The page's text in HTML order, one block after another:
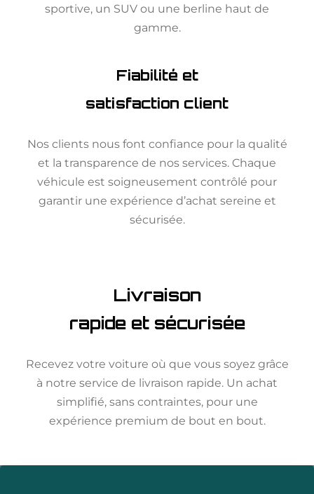
sportive, un SUV ou une berline haut de
gamme.
Fiabilité et
satisfaction client
Nos clients nous font confiance pour la qualité
et la transparence de nos services. Chaque
véhicule est soigneusement contrôlé pour
garantir une expérience d’achat sereine et
sécurisée.
Livraison
rapide et sécurisée
Recevez votre voiture où que vous soyez grâce
à notre service de livraison rapide. Un achat
simplifié, sans contraintes, pour une
expérience premium de bout en bout.